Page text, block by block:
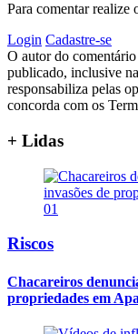
Para comentar realize
Login Cadastre-se
O autor do
publicado, inclusive
responsabiliza pelas
concorda com os
+ Lidas
01
Riscos
Chacareiros
propriedades em